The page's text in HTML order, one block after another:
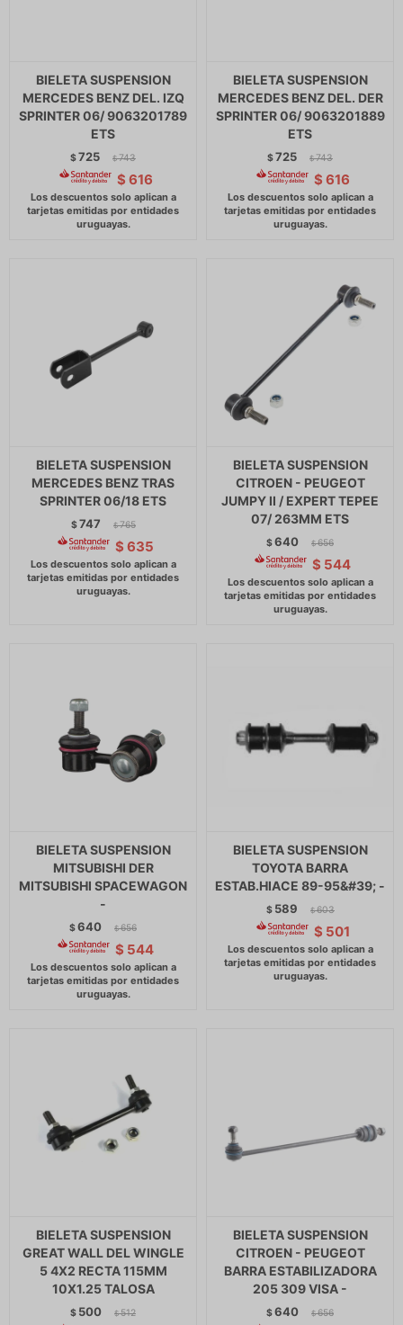
BIELETA SUSPENSION
MERCEDES BENZ DEL. IZQ
SPRINTER 06/ 9063201789
ETS
$725 $ 743
$ 616
BIELETA SUSPENSION
MERCEDES BENZ DEL. DER
SPRINTER 06/ 9063201889
ETS
$725 $ 743
$ 616
BIELETA SUSPENSION
MERCEDES BENZ TRAS
SPRINTER 06/18 ETS
$747 $ 765
$ 635
BIELETA SUSPENSION
CITROEN - PEUGEOT
JUMPY II / EXPERT TEPEE
07/ 263MM ETS
$640 $ 656
$ 544
BIELETA SUSPENSION
MITSUBISHI DER
MITSUBISHI SPACEWAGON
-
$640 $ 656
$ 544
BIELETA SUSPENSION
TOYOTA BARRA
ESTAB.HIACE 89-95&#39; -
$ 589 $ 603
$ 501
BIELETA SUSPENSION
GREAT WALL DEL WINGLE
5 4X2 RECTA 115MM
10X1.25 TALOSA
$ 500 $ 512
BIELETA SUSPENSION
CITROEN - PEUGEOT
BARRA ESTABILIZADORA
205 309 VISA -
$640 $ 656